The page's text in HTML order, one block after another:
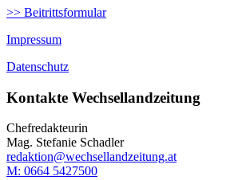
>> Beitrittsformular
Impressum
Datenschutz
Kontakte Wechsellandzeitung
Chefredakteurin
Mag. Stefanie Schadler
redaktion@wechsellandzeitung.at
M: 0664 5427500‬